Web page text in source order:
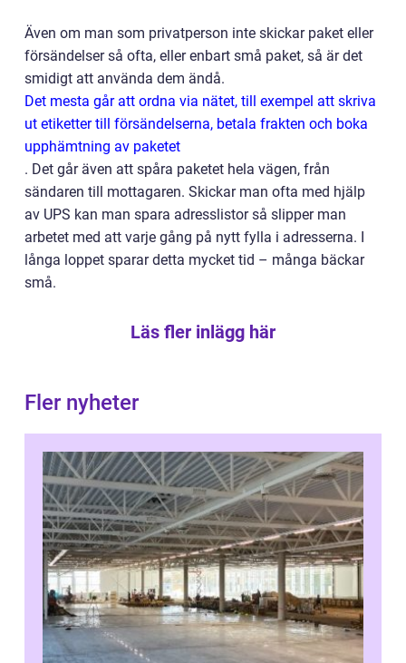
Även om man som privatperson inte skickar paket eller
försändelser så ofta, eller enbart små paket, så är det
smidigt att använda dem ändå.
Det mesta går att ordna via nätet, till exempel att skriva
ut etiketter till försändelserna, betala frakten och boka
upphämtning av paketet
. Det går även att spåra paketet hela vägen, från
sändaren till mottagaren. Skickar man ofta med hjälp
av UPS kan man spara adresslistor så slipper man
arbetet med att varje gång på nytt fylla i adresserna. I
långa loppet sparar detta mycket tid – många bäckar
små.
Läs fler inlägg här
Fler nyheter